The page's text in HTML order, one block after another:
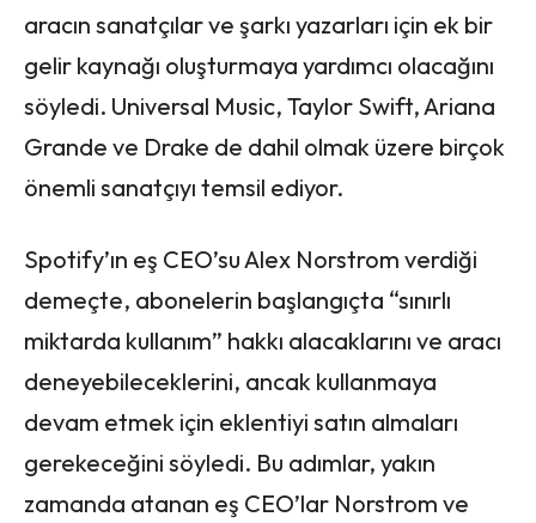
aracın sanatçılar ve şarkı yazarları için ek bir
gelir kaynağı oluşturmaya yardımcı olacağını
söyledi. Universal Music, Taylor Swift, Ariana
Grande ve Drake de dahil olmak üzere birçok
önemli sanatçıyı temsil ediyor.
Spotify’ın eş CEO’su Alex Norstrom verdiği
demeçte, abonelerin başlangıçta “sınırlı
miktarda kullanım” hakkı alacaklarını ve aracı
deneyebileceklerini, ancak kullanmaya
devam etmek için eklentiyi satın almaları
gerekeceğini söyledi. Bu adımlar, yakın
zamanda atanan eş CEO’lar Norstrom ve